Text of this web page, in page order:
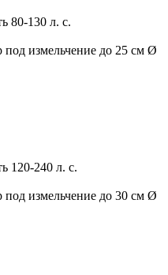
80-130 л. с.
измельчение до 25 см Ø
120-240 л. с.
измельчение до 30 см Ø